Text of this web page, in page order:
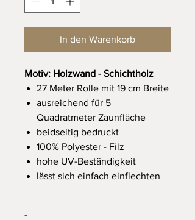
In den Warenkorb
Motiv: Holzwand - Schichtholz
27 Meter Rolle mit 19 cm Breite
ausreichend für 5
Quadratmeter Zaunfläche
beidseitig bedruckt
100% Polyester - Filz
hohe UV-Beständigkeit
lässt sich einfach einflechten
-